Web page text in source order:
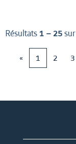
Résultats1 – 25sur
«
1 2 3